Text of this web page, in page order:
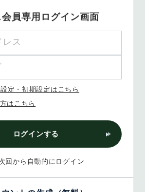
員専用ログイン画面
定・初期設定はこちら
はこちら
ログインする
回から自動的にログイン